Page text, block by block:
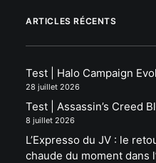
ARTICLES RÉCENTS
Test | Halo Campaign
28 juillet 2026
Test | Assassin’s Creed
8 juillet 2026
L’Expresso du JV : le
chaude du moment dans